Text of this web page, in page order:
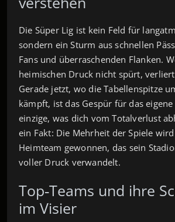
Die Süper Lig ist kein Feld für
sondern ein Sturm aus schnellen
Fans und überraschenden Flanken.
heimischen Druck nicht spürt,
Gerade jetzt, wo die Tabellenspitze
kämpft, ist das Gespür für das
einzige, was dich vom Totalverlust
ein Fakt: Die Mehrheit der Spiele
Heimteam gewonnen, das sein
voller Druck verwandelt.
Top‑Teams und ihre
im Visier